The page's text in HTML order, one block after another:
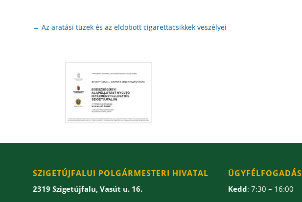
←Az aratási tüzek és az eldobott cigarettacsikkek veszélyei
SZIGETÚJFALUI POLGÁRMESTERI HIVATAL
2319 Szigetújfalu, Vasút u. 16.
ÜGYFÉLFOGADÁS
Kedd: 7:30 – 16:00